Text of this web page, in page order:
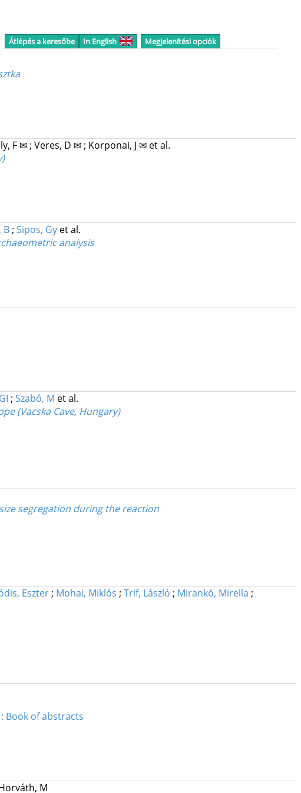
Átlépés a keresőbe In English Megjelenítési opciók
F ✉; Veres, D ✉; Korponai, J ✉ et al.
B; Sipos, Gy et al.
analysis
; Szabó, M et al.
(Vacska Cave, Hungary)
segregation during the reaction
Eszter; Mohai, Miklós ; Trif, László ; Mirankó, Mirella ;
Book of abstracts
M